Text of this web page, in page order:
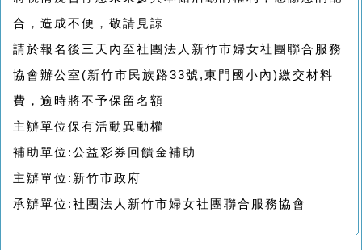
合，造成不便，敬請見諒
請於報名後三天內至社團法人新竹市婦女社團聯合服務
協會辦公室(新竹市民族路33號,東門國小內)繳交材料
費，逾時將不予保留名額
主辦單位保有活動異動權
補助單位:公益彩券回饋金補助
主辦單位:新竹市政府
承辦單位:社團法人新竹市婦女社團聯合服務協會